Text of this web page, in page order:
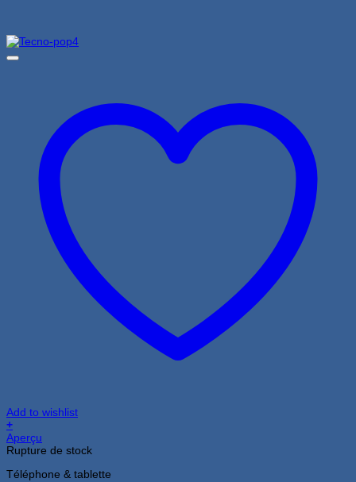
Add to wishlist
+
Aperçu
Rupture de stock
Téléphone & tablette